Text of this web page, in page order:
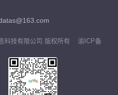
科技有限公司 版权所有
渝ICP备